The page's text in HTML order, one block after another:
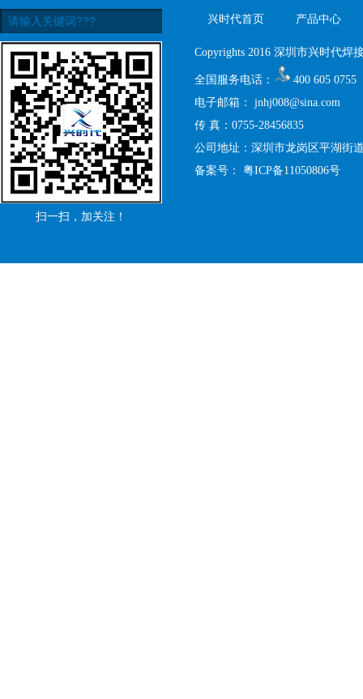
扫一扫，加关注！
兴时代首页 产品中心
Copyrights 2016 深圳市兴时代焊
全国服务电话：
400 605 0755
电子邮箱： jnhj008@sina.com
传 真：0755-28456835
公司地址：深圳市龙岗区平湖街
备案号： 粤ICP备11050806号